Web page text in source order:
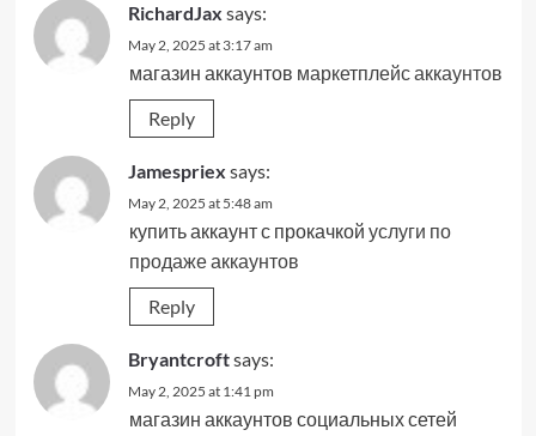
RichardJax says:
May 2, 2025 at 3:17 am
магазин аккаунтов маркетплейс аккаунтов
Reply
Jamespriex says:
May 2, 2025 at 5:48 am
купить аккаунт с прокачкой услуги по
продаже аккаунтов
Reply
Bryantcroftsays:
May 2, 2025 at 1:41 pm
магазин аккаунтов социальных сетей